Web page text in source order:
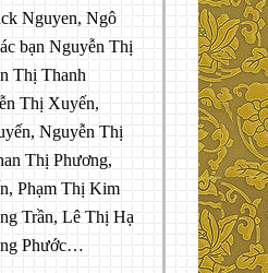
Nguyen, Ngô
bạn Nguyễn Thị
Thị Thanh
Thị Xuyến,
Nguyễn Thị
Thị Phương,
Phạm Thị Kim
Trần, Lê Thị Hạ
Phước…